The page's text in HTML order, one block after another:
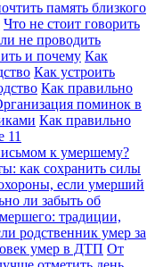
память близкого
Что не стоит говорить
не проводить
и почему Как
Как устроить
Как правильно
поминок в
Как правильно
11
к умершему?
как сохранить силы
если умерший
ли забыть об
традиции,
родственник умер за
умер в ДТП От